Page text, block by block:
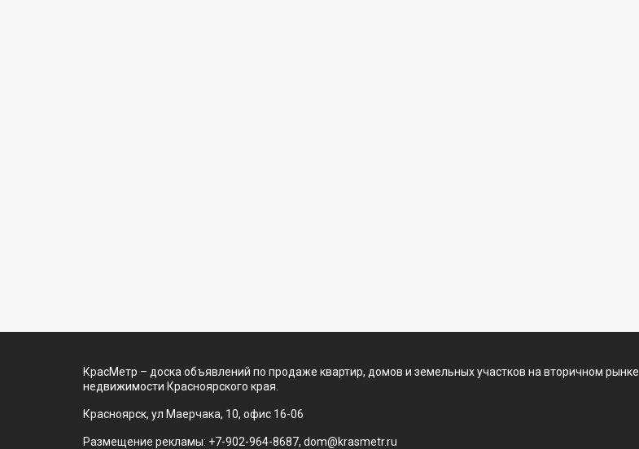
КрасМетр – доска объявлений по продаже квартир, домов и земельных участков на вторичном рынке
недвижимости Красноярского края.
Красноярск, ул Маерчака, 10, офис 16-06
Размещение рекламы: +7-902-964-8687, dom@krasmetr.ru